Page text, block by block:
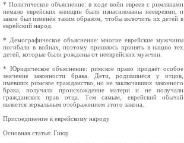
* Политическое объяснение: в ходе войн евреев с римлянами
немало еврейских женщин были изнасилованы неевреями, и
закон был изменён таким образом, чтобы включить их детей в
еврейский народ.
* Демографическое объяснение: многие еврейские мужчины
погибали в войнах, поэтому пришлось принять в нацию тех
детей, которые были рождены от нееврейских мужчин.
* Юридическое объяснение: римское право придаёт особое
значение законности брака. Дети, родившиеся у отцов,
имевших римское гражданство, но не заключавших законного
брака, получали происхождение матери и не получали
гражданских прав отца. Тем самым, еврейский обычай
является зеркальным отображением этого закона.
Присоединение к еврейскому народу
Основная статья: Гиюр